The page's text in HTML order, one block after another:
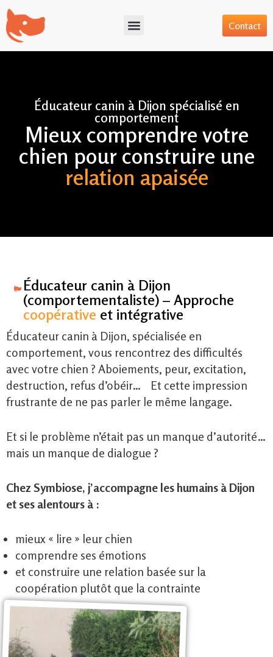
Aller
au
Contact
Éducateur canin à Dijon spécialisé en
comportement
Mieux comprendre votre
chien pour construire une
relation apaisée
Éducateur canin à Dijon
(comportementaliste) – Approche
coopérative et intégrative
Éducateur canin à Dijon, spécialisée en
comportement, vous rencontrez des difficultés
avec votre chien ? Aboiements, peur, excitation,
destruction, refus d’obéir… Et cette impression
frustrante de ne pas parler le même langage.
Et si le problème n’était pas un manque d’autorité…
mais un manque de dialogue ?
Chez Symbiose, j’accompagne les humains à Dijon
et ses alentours à :
mieux « lire » leur chien
comprendre ses émotions
et construire une relation basée sur la
coopération plutôt que la contrainte